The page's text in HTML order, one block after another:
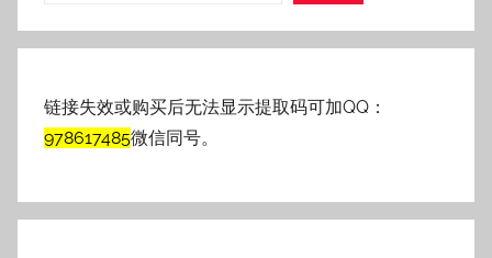
链接失效或购买后无法显示提取码可加QQ：
978617485微信同号。